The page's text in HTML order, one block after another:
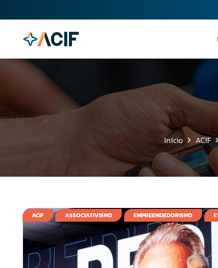
Início ACIF
ACIF ASSOCIATIVISMO EMPREENDEDORISMO